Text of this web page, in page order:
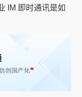
IM 即时通讯是如